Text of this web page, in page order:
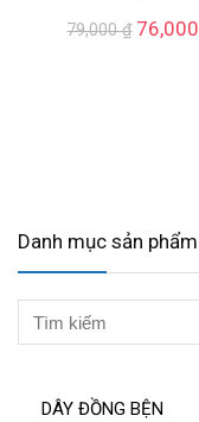
79,000₫
Danh mục sản phẩm
DÂY ĐỒNG BỆN